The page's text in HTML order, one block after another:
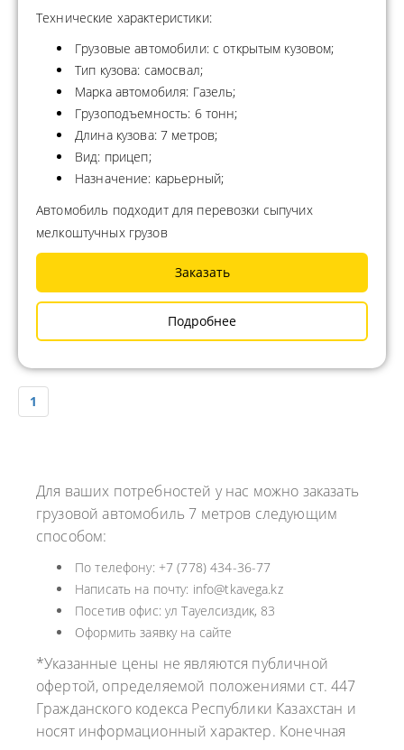
Технические характеристики:
Грузовые автомобили: с открытым кузовом;
Тип кузова: самосвал;
Марка автомобиля: Газель;
Грузоподъемность: 6 тонн;
Длина кузова: 7 метров;
Вид: прицеп;
Назначение: карьерный;
Автомобиль подходит для перевозки сыпучих
мелкоштучных грузов
Заказать
Подробнее
1
Для ваших потребностей у нас можно заказать
грузовой автомобиль 7 метров следующим
способом:
По телефону: +7 (778) 434-36-77
Написать на почту: info@tkavega.kz
Посетив офис: ул Тауелсиздик, 83
Оформить заявку на сайте
*Указанные цены не являются публичной
офертой, определяемой положениями ст. 447
Гражданского кодекса Республики Казахстан и
носят информационный характер. Конечная